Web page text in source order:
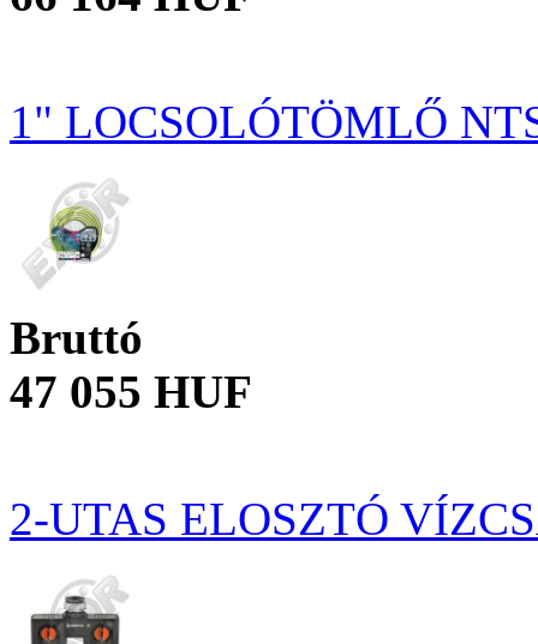
1" LOCSOLÓTÖMLŐ
Bruttó
47 055 HUF
2-UTAS ELOSZTÓ